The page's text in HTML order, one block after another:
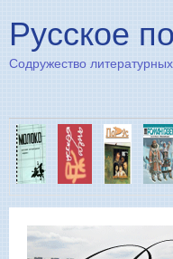
Русское
Содружество